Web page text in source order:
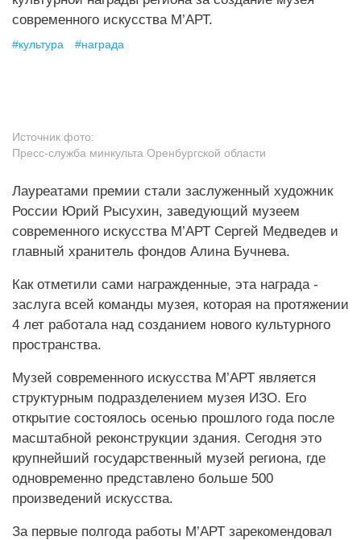
современного искусства М’АРТ.
#культура #награда
Источник фото:
Пресс-служба минкульта Оренбургской области
Лауреатами премии стали заслуженный художник
России Юрий Рысухин, заведующий музеем
современного искусства М’АРТ Сергей Медведев и
главный хранитель фондов Алина Бучнева.
Как отметили сами награжденные, эта награда -
заслуга всей команды музея, которая на протяжении
4 лет работала над созданием нового культурного
пространства.
Музей современного искусства М’АРТ является
структурным подразделением музея ИЗО. Его
открытие состоялось осенью прошлого года после
масштабной реконструкции здания. Сегодня это
крупнейший государственный музей региона, где
одновременно представлено больше 500
произведений искусства.
За первые полгода работы М’АРТ зарекомендовал